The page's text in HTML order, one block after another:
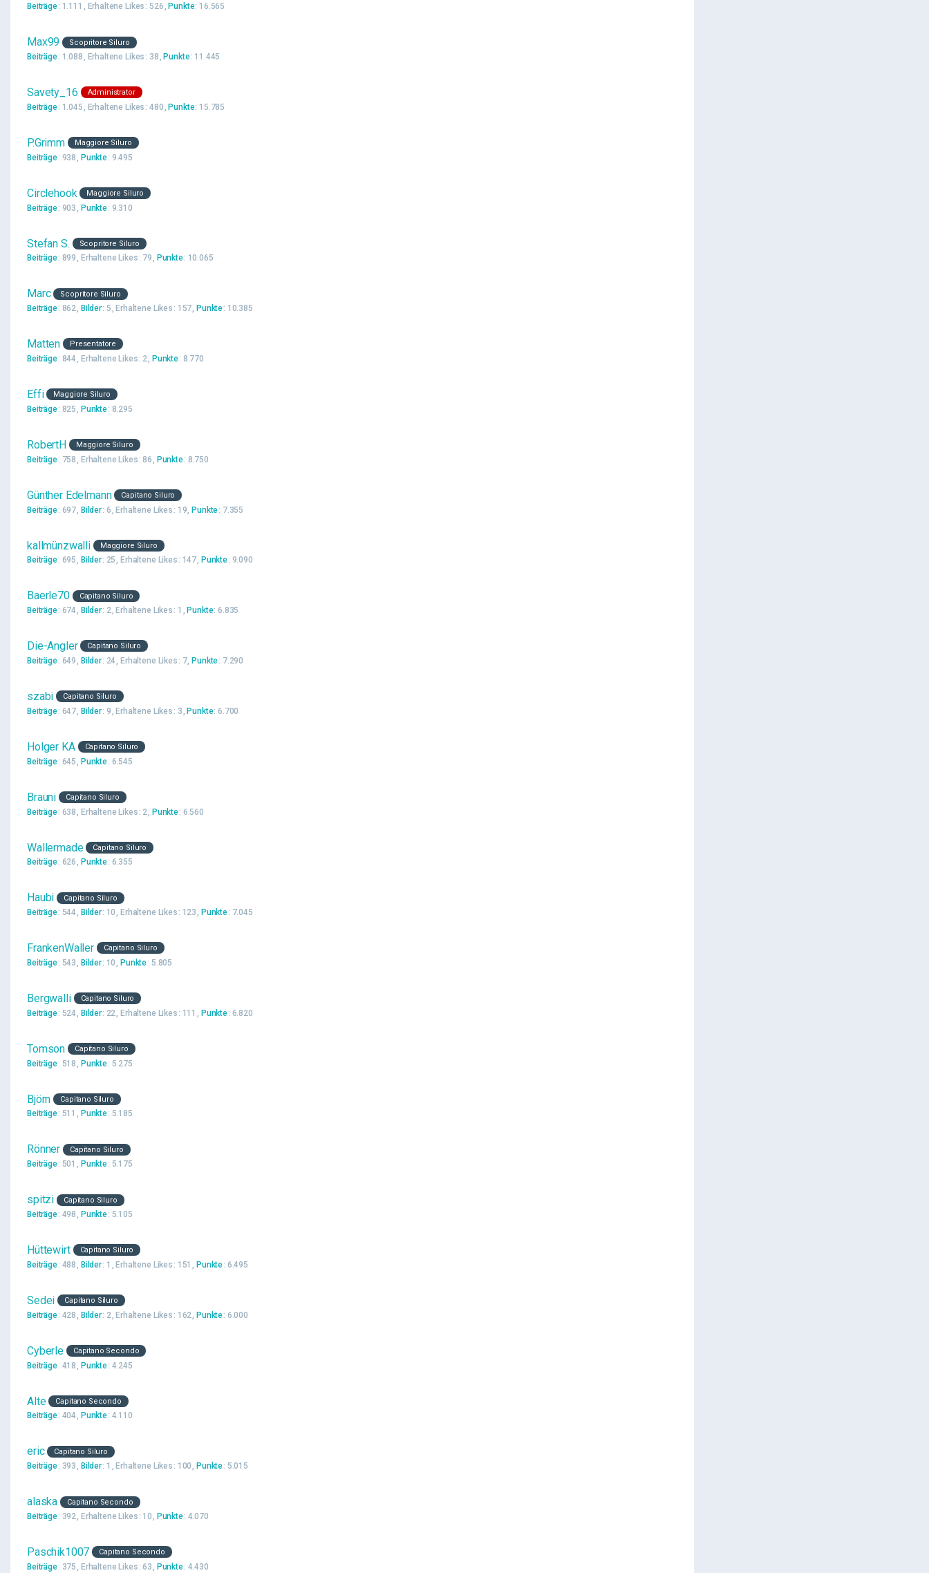
Beiträge 1.111 Erhaltene Likes 526 Punkte 16.565
Max99 Scopritore Siluro
Beiträge 1.088 Erhaltene Likes 38 Punkte 11.445
Savety_16 Administrator
Beiträge 1.045 Erhaltene Likes 480 Punkte 15.785
P.Grimm Maggiore Siluro
Beiträge 938 Punkte 9.495
Circlehook Maggiore Siluro
Beiträge 903 Punkte 9.310
Stefan S. Scopritore Siluro
Beiträge 899 Erhaltene Likes 79 Punkte 10.065
Marc Scopritore Siluro
Beiträge 862 Bilder 5 Erhaltene Likes 157 Punkte 10.385
Matten Presentatore
Beiträge 844 Erhaltene Likes 2 Punkte 8.770
Effi Maggiore Siluro
Beiträge 825 Punkte 8.295
RobertH Maggiore Siluro
Beiträge 758 Erhaltene Likes 86 Punkte 8.750
Günther Edelmann Capitano Siluro
Beiträge 697 Bilder 6 Erhaltene Likes 19 Punkte 7.355
kallmünzwalli Maggiore Siluro
Beiträge 695 Bilder 25 Erhaltene Likes 147 Punkte 9.090
Baerle70 Capitano Siluro
Beiträge 674 Bilder 2 Erhaltene Likes 1 Punkte 6.835
Die-Angler Capitano Siluro
Beiträge 649 Bilder 24 Erhaltene Likes 7 Punkte 7.290
szabi Capitano Siluro
Beiträge 647 Bilder 9 Erhaltene Likes 3 Punkte 6.700
Holger KA Capitano Siluro
Beiträge 645 Punkte 6.545
Brauni Capitano Siluro
Beiträge 638 Erhaltene Likes 2 Punkte 6.560
Wallermade Capitano Siluro
Beiträge 626 Punkte 6.355
Haubi Capitano Siluro
Beiträge 544 Bilder 10 Erhaltene Likes 123 Punkte 7.045
FrankenWaller Capitano Siluro
Beiträge 543 Bilder 10 Punkte 5.805
Bergwalli Capitano Siluro
Beiträge 524 Bilder 22 Erhaltene Likes 111 Punkte 6.820
Tomson Capitano Siluro
Beiträge 518 Punkte 5.275
Björn Capitano Siluro
Beiträge 511 Punkte 5.185
Rönner Capitano Siluro
Beiträge 501 Punkte 5.175
spitzi Capitano Siluro
Beiträge 498 Punkte 5.105
Hüttewirt Capitano Siluro
Beiträge 488 Bilder 1 Erhaltene Likes 151 Punkte 6.495
Sedei Capitano Siluro
Beiträge 428 Bilder 2 Erhaltene Likes 162 Punkte 6.000
Cyberle Capitano Secondo
Beiträge 418 Punkte 4.245
Alte Capitano Secondo
Beiträge 404 Punkte 4.110
eric Capitano Siluro
Beiträge 393 Bilder 1 Erhaltene Likes 100 Punkte 5.015
alaska Capitano Secondo
Beiträge 392 Erhaltene Likes 10 Punkte 4.070
Paschik1007 Capitano Secondo
Beiträge 375 Erhaltene Likes 63 Punkte 4.430